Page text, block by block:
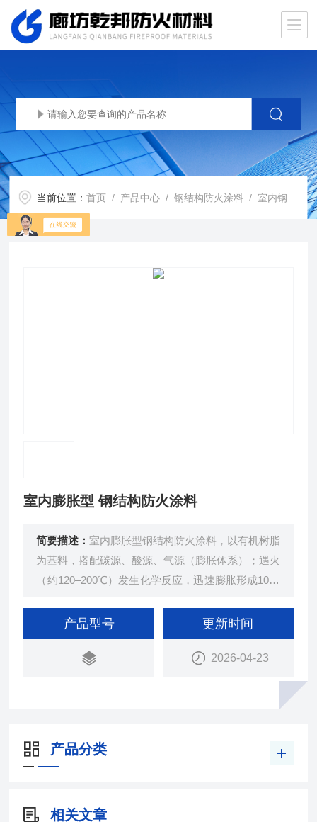
当前位置：首页 / 产品中心 /钢结构防火涂料 /室内钢结构防火涂料
室内膨胀型 钢结构防火涂料
简要描述：室内膨胀型钢结构防火涂料，以有机树脂
为基料，搭配碳源、酸源、气源（膨胀体系）；遇火
（约120–200℃）发生化学反应，迅速膨胀形成10–5
长钢构件耐火时间。
产品型号 更新时间
2026-04-23
产品分类
相关文章